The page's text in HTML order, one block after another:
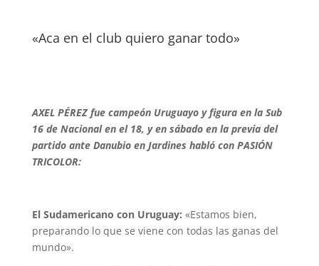
«Aca en el club quiero ganar todo»
AXEL PÉREZ fue campeón Uruguayo y figura en la Sub
16 de Nacional en el 18, y en sábado en la previa del
partido ante Danubio en Jardines habló con PASIÓN
TRICOLOR:
El Sudamericano con Uruguay: «Estamos bien,
preparando lo que se viene con todas las ganas del
mundo».